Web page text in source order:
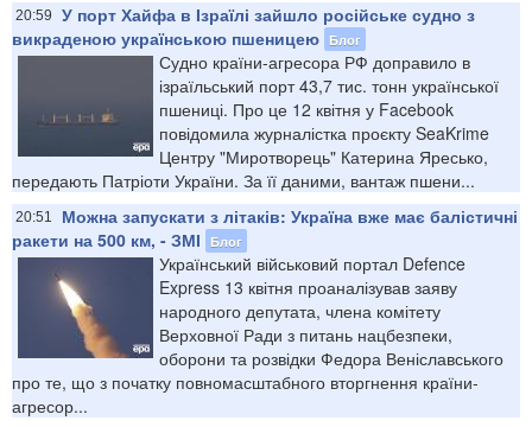
20:59
У порт Хайфа в Ізраїлі зайшло російське судно з
викраденою українською пшеницею Блог
Судно країни-агресора РФ доправило в
ізраїльський порт 43,7 тис. тонн української
пшениці. Про це 12 квітня у Facebook
повідомила журналістка проєкту SeaKrime
Центру "Миротворець" Катерина Яресько,
передають Патріоти України. За її даними, вантаж пшени...
20:51
Можна запускати з літаків: Україна вже має балістичні
ракети на 500 км, - ЗМІ
Блог
Український військовий портал Defence
Express 13 квітня проаналізував заяву
народного депутата, члена комітету
Верховної Ради з питань нацбезпеки,
оборони та розвідки Федора Веніславського
про те, що з початку повномасштабного вторгнення країни-
агресор...